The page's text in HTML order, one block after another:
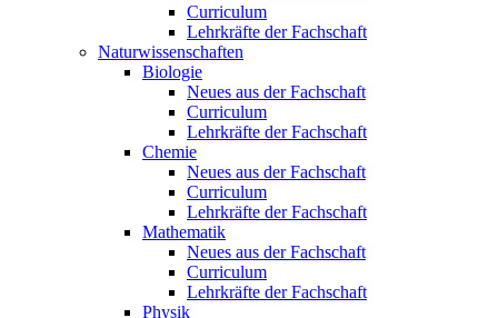
Curriculum
Lehrkräfte der Fachschaft
Naturwissenschaften
Biologie
Neues aus der Fachschaft
Curriculum
Lehrkräfte der Fachschaft
Chemie
Neues aus der Fachschaft
Curriculum
Lehrkräfte der Fachschaft
Mathematik
Neues aus der Fachschaft
Curriculum
Lehrkräfte der Fachschaft
Physik